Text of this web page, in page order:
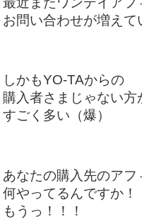
お問い合わせが増えて
しかもYO-TAからの
購入者さまじゃない方
すごく多い（爆）
あなたの購入先のア
何やってるんですか！
もうっ！！！